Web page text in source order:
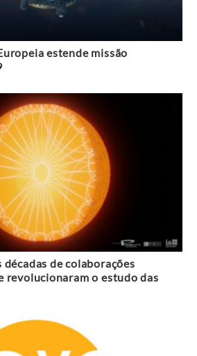
estende missão
de colaborações
revolucionaram o estudo das